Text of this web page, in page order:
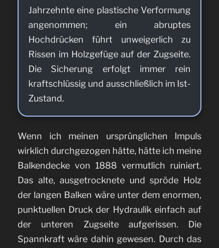
Jahrzehnte eine plastische Verformung
angenommen; ein abruptes
Hochdrücken führt unweigerlich zu
Rissen im Holzgefüge auf der Zugseite.
Die Sicherung erfolgt immer rein
kraftschlüssig und ausschließlich im Ist-
Zustand.
Wenn ich meinen ursprünglichen Impuls
wirklich durchgezogen hätte, hätte ich meine
Balkendecke von 1888 vermutlich ruiniert.
Das alte, ausgetrocknete und spröde Holz
der langen Balken wäre unter dem enormen,
punktuellen Druck der Hydraulik einfach auf
der unteren Zugseite aufgerissen. Die
Spannkraft wäre dahin gewesen. Durch das